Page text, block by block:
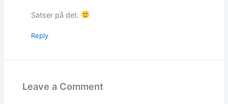
Satser på det.
Reply
Leave a Comment